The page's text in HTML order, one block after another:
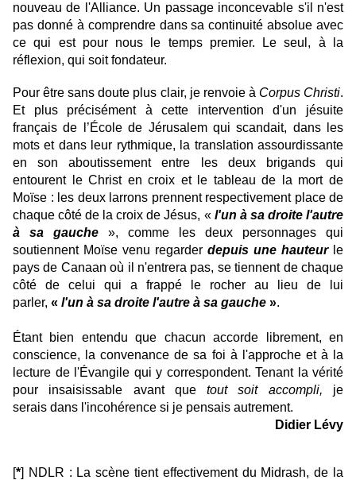
nouveau de l'Alliance. Un passage inconcevable s'il n'est
pas donné à comprendre dans sa continuité absolue avec
ce qui est pour nous le temps premier. Le seul, à la
réflexion, qui soit fondateur.
Pour être sans doute plus clair, je renvoie à Corpus Christi.
Et plus précisément à cette intervention d'un jésuite
français de l’École de Jérusalem qui scandait, dans les
mots et dans leur rythmique, la translation assourdissante
en son aboutissement entre les deux brigands qui
entourent le Christ en croix et le tableau de la mort de
Moïse : les deux larrons prennent respectivement place de
chaque côté de la croix de Jésus, « l'un à sa droite l'autre
à sa gauche », comme les deux personnages qui
soutiennent Moïse venu regarder depuis une hauteur le
pays de Canaan où il n'entrera pas, se tiennent de chaque
côté de celui qui a frappé le rocher au lieu de lui
parler, « l'un à sa droite l'autre à sa gauche ».
Étant bien entendu
que chacun accorde librement, en
conscience, la convenance de sa foi à l'approche et à la
lecture de l'Évangile qui y correspondent. Tenant la vérité
pour insaisissable avant quetout soit accompli, je
serais dans l'incohérence si je pensais autrement.
Didier Lévy
[*] NDLR : La scène tient effectivement du Midrash, de la